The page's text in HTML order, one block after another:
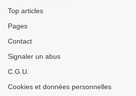
Top articles
Pages
Contact
Signaler un abus
C.G.U.
Cookies et données personnelles